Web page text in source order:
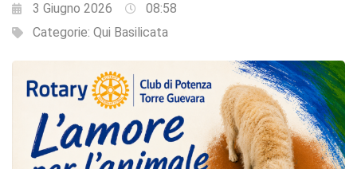
3 Giugno 2026
08:58
Categorie: Qui Basilicata